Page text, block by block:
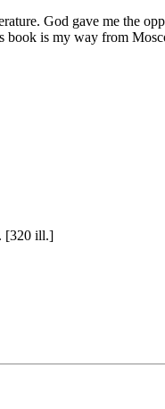
God gave me the
is my way from
[320 ill.]